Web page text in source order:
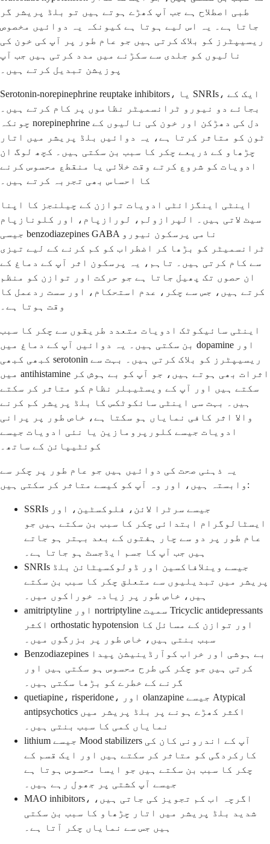
طبی اصطلاح ہے جب آپ کھڑے ہوتے ہیں تو بلڈ پریشر گر
جاتا ہے۔ یہ اس لیے ہوتا ہے کیونکہ یہ دوائیں مخصوص
ریسیپٹرز کو بلاک کرتی ہیں جو عام طور پر آپ کی خون کی
نالیوں کو جلدی سے سکڑنے میں مدد کرتی ہیں جب آپ
پوزیشن تبدیل کرتے ہیں۔
Serotonin-norepinephrine reuptake inhibitors، یا SNRIs، ایک کے
بجائے دو نیورو ٹرانسمیٹر نظاموں پر کام کرتے ہیں۔
چونکہ norepinephrine دل کی دھڑکن اور خون کی نالیوں کے
ٹون کو متاثر کرتا ہے، یہ دوائیں بلڈ پریشر میں اتار
چڑھاو کے ذریعے چکر کا سبب بن سکتی ہیں۔ کچھ لوگ ان
ادویات کو شروع کرتے وقت خلائی یا منقطع محسوس کرنے
کا احساس بھی تجربہ کرتے ہیں۔
اینٹی اینگزائٹی ادویات توازن کے چیلنجز کا اپنا
سیٹ لاتی ہیں۔ الپرازولم، لورازپام، اور کلونازپام
جیسی benzodiazepines GABA نامی پرسکون نیورو
ٹرانسمیٹر کو بڑھا کر اضطراب کو کم کرنے کے لیے تیزی
سے کام کرتی ہیں۔ تاہم، یہ پرسکون اثر آپ کے دماغ کے
ان حصوں تک پھیل جاتا ہے جو حرکت اور توازن کو منظم
کرتے ہیں، جس سے چکر، عدم استحکام، اور سست ردعمل کا
وقت ہوتا ہے۔
اینٹی سائیکوٹک ادویات متعدد طریقوں سے چکر کا سبب
بن سکتی ہیں۔ یہ دوائیں آپ کے دماغ میں dopamine اور
کبھی کبھی serotonin ریسیپٹرز کو بلاک کرتی ہیں۔ بہت سے
میں antihistamine اثرات بھی ہوتے ہیں، جو آپ کو بے ہوش کر
سکتے ہیں اور آپ کے ویسٹیبلر نظام کو متاثر کر سکتے
ہیں۔ بہت سی اینٹی سائکوٹکس کا بلڈ پریشر کم کرنے
والا اثر کافی نمایاں ہو سکتا ہے، خاص طور پر پرانی
ادویات جیسے کلورپرومازین یا نئی ادویات جیسے
کوئٹیپائن کے ساتھ۔
یہ ذہنی صحت کی دوائیں ہیں جو عام طور پر چکر سے
وابستہ ہیں، اور وہ آپ کو کیسے متاثر کر سکتی ہیں:
SSRIs جیسے سرٹرا لائن، فلوکسٹین، اور
ایسٹالوگرام ابتدائی چکر کا سبب بن سکتے ہیں جو
عام طور پر دو سے چار ہفتوں کے بعد بہتر ہو جاتے
ہیں جب آپ کا جسم ایڈجسٹ ہو جاتا ہے۔
SNRIs جیسے وینلافاکسین اور ڈولوکسیٹائن بلڈ
پریشر میں تبدیلیوں سے متعلق چکر کا سبب بن سکتے
ہیں، خاص طور پر زیادہ خوراکوں میں۔
amitriptyline اور nortriptyline سمیت Tricyclic antidepressants
اکثر orthostatic hypotension اور توازن کے مسائل کا
سبب بنتی ہیں، خاص طور پر بزرگوں میں۔
Benzodiazepines بے ہوشی اور خراب کوآرڈینیشن پیدا
کرتی ہیں جو چکر کی طرح محسوس ہو سکتی ہیں اور
گرنے کے خطرے کو بڑھا سکتی ہیں۔
quetiapine، risperidone، اور olanzapine جیسے Atypical
antipsychotics اکثر کھڑے ہونے پر بلڈ پریشر میں
نمایاں کمی کا سبب بنتی ہیں۔
lithium جیسے Mood stabilizers آپ کے اندرونی کان کی
کارکردگی کو متاثر کر سکتے ہیں اور ایک قسم کے
چکر کا سبب بن سکتے ہیں جو ایسا محسوس ہوتا ہے
جیسے آپ کشتی پر جھول رہے ہیں۔
MAO inhibitors، اگرچہ اب کم تجویز کی جاتی ہیں،
شدید بلڈ پریشر میں اتار چڑھاو کا سبب بن سکتی
ہیں جس سے نمایاں چکر آتا ہے۔